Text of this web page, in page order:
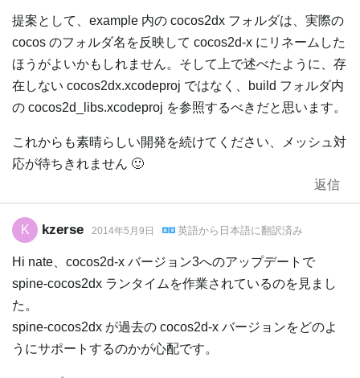
提案として、example 内の cocos2dx フォルダは、実際の
cocos のフォルダ名を反映して cocos2d-x にリネームした
ほうがよいかもしれません。そして上で述べたように、存
在しない cocos2dx.xcodeproj ではなく、build フォルダ内
の cocos2d_libs.xcodeproj を参照するべきだと思います。
これからも素晴らしい開発を続けてください、メッシュ対
応が待ちきれません 🙂
返信
K kzerse 2014年5月9日 英語から 日本語に翻訳済み
Hi nate、cocos2d-x バージョン3へのアップデートで
spine-cocos2dx ランタイムを作業されているのを見まし
た。
spine-cocos2dx が過去の cocos2d-x バージョンをどのよ
うにサポートするのかが心配です。